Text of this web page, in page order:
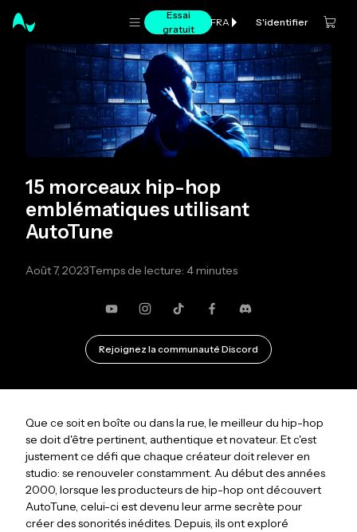
Essai
gratuit
FRA S'identifier
15 morceaux hip-hop
emblématiques utilisant
AutoTune
Août 7, 2023Temps de lecture: 4 minutes
YouTubeInstagram
TikTokFacebook
Discorde
Rejoignez la communauté Discord
Que ce soit en boîte ou dans la rue, le meilleur du hip-hop
se doit d'être pertinent, authentique et novateur. Et c'est
justement ce défi que chaque créateur doit relever en
studio: se renouveler constamment. Au début des années
2000, lorsque les producteurs de hip-hop ont découvert
AutoTune, celui-ci est devenu leur arme secrète pour
créer des sonorités inédites. Depuis, ils ont exploré